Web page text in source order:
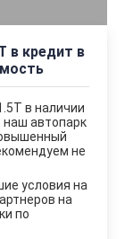
в кредит в
в наличии
автопарк
не
уcловия на
на
по